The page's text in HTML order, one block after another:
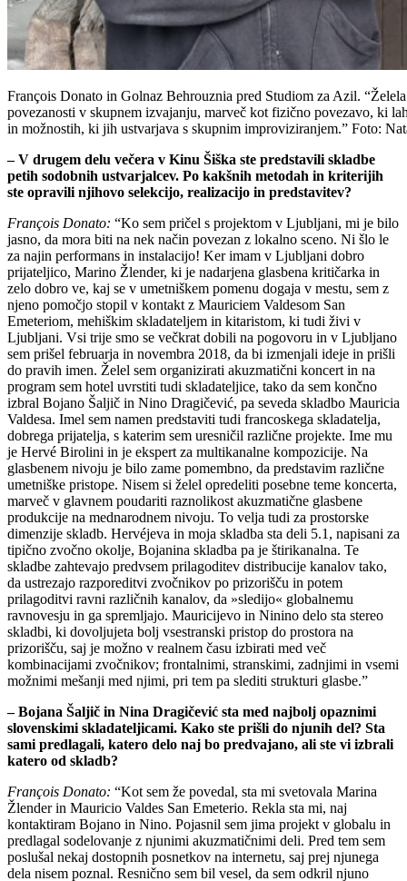
François Donato in Golnaz Behrouznia pred Studiom za Azil.
povezanosti v skupnem izvajanju, marveč kot fizično povezavo, ki
in možnostih, ki jih ustvarjava s skupnim improviziranjem.” Foto:
– V drugem delu večera v Kinu Šiška ste predstavili skladbe
petih sodobnih ustvarjalcev. Po kakšnih metodah in kriterijih
ste opravili njihovo selekcijo, realizacijo in predstavitev?
François Donato: “Ko sem pričel s projektom v Ljubljani, mi je bilo
jasno, da mora biti na nek način povezan z lokalno sceno. Ni šlo le
za najin performans in instalacijo! Ker imam v Ljubljani dobro
prijateljico, Marino Žlender, ki je nadarjena glasbena kritičarka in
zelo dobro ve, kaj se v umetniškem pomenu dogaja v mestu, sem z
njeno pomočjo stopil v kontakt z Mauriciem Valdesom San
Emeteriom, mehiškim skladateljem in kitaristom, ki tudi živi v
Ljubljani. Vsi trije smo se večkrat dobili na pogovoru in v Ljubljano
sem prišel februarja in novembra 2018, da bi izmenjali ideje in prišli
do pravih imen. Želel sem organizirati akuzmatični koncert in na
program sem hotel uvrstiti tudi skladateljice, tako da sem končno
izbral Bojano Šaljič in Nino Dragičević, pa seveda skladbo Mauricia
Valdesa. Imel sem namen predstaviti tudi francoskega skladatelja,
dobrega prijatelja, s katerim sem uresničil različne projekte. Ime mu
je Hervé Birolini in je ekspert za multikanalne kompozicije. Na
glasbenem nivoju je bilo zame pomembno, da predstavim različne
umetniške pristope. Nisem si želel opredeliti posebne teme koncerta,
marveč v glavnem poudariti raznolikost akuzmatične glasbene
produkcije na mednarodnem nivoju. To velja tudi za prostorske
dimenzije skladb. Hervéjeva in moja skladba sta deli 5.1, napisani za
tipično zvočno okolje, Bojanina skladba pa je štirikanalna. Te
skladbe zahtevajo predvsem prilagoditev distribucije kanalov tako,
da ustrezajo razporeditvi zvočnikov po prizorišču in potem
prilagoditvi ravni različnih kanalov, da »sledijo« globalnemu
ravnovesju in ga spremljajo. Mauricijevo in Ninino delo sta stereo
skladbi, ki dovoljujeta bolj vsestranski pristop do prostora na
prizorišču, saj je možno v realnem času izbirati med več
kombinacijami zvočnikov; frontalnimi, stranskimi, zadnjimi in vsemi
možnimi mešanji med njimi, pri tem pa slediti strukturi glasbe.”
– Bojana Šaljič in Nina Dragičević sta med najbolj opaznimi
slovenskimi skladateljicami. Kako ste prišli do njunih del? Sta
sami predlagali, katero delo naj bo predvajano, ali ste vi izbrali
katero od skladb?
François Donato: “Kot sem že povedal, sta mi svetovala Marina
Žlender in Mauricio Valdes San Emeterio. Rekla sta mi, naj
kontaktiram Bojano in Nino. Pojasnil sem jima projekt v globalu in
predlagal sodelovanje z njunimi akuzmatičnimi deli. Pred tem sem
poslušal nekaj dostopnih posnetkov na internetu, saj prej njunega
dela nisem poznal. Resnično sem bil vesel, da sem odkril njuno